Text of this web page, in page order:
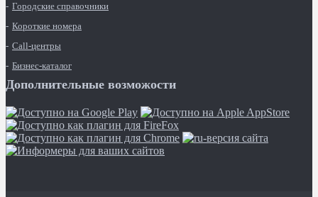
Городские справочники
Короткие номера
Call-центры
Бизнес-каталог
Дополнительные возможости